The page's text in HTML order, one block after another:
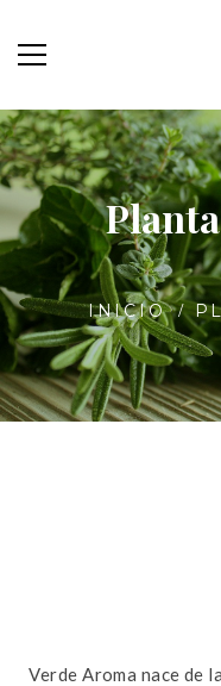
INICIO
Verde Aroma nace de